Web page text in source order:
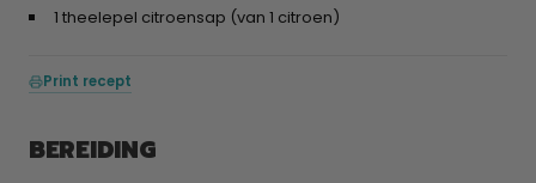
1 theelepel citroensap (van 1 citroen)
Print recept
BEREIDING